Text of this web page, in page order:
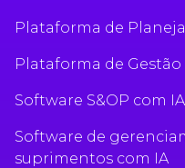
Plataforma de
Plataforma de
Software S&OP com IA
Software de
suprimentos com IA